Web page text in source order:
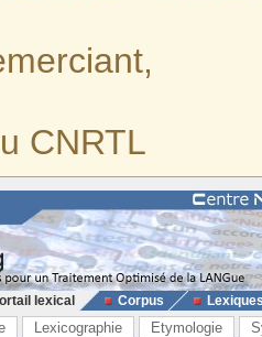
CNRTL
lexical Corpus
Lexicographie Etymologie